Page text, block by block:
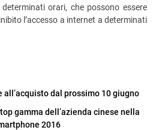
orari, che possono essere
l’accesso a internet a determinati
all’acquisto dal prossimo 10 giugno
gamma dell’azienda cinese nella
2016